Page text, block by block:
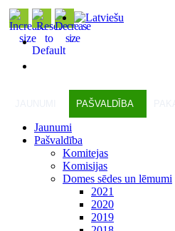
PAŠVALDĪBA
Jaunumi
Pašvaldība
Komitejas
Komisijas
Domes sēdes un lēmumi
2021
2020
2019